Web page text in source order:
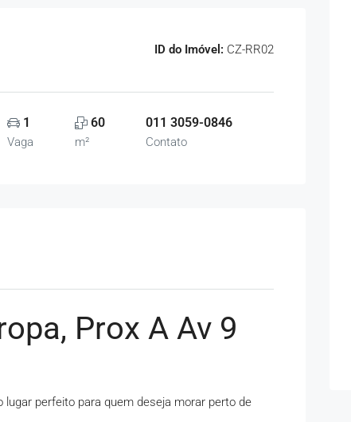
ID do Imóvel: CZ-RR02
1
Vaga
60
m²
011 3059-0846
Contato
Prox A Av 9
lugar perfeito para quem deseja morar perto de